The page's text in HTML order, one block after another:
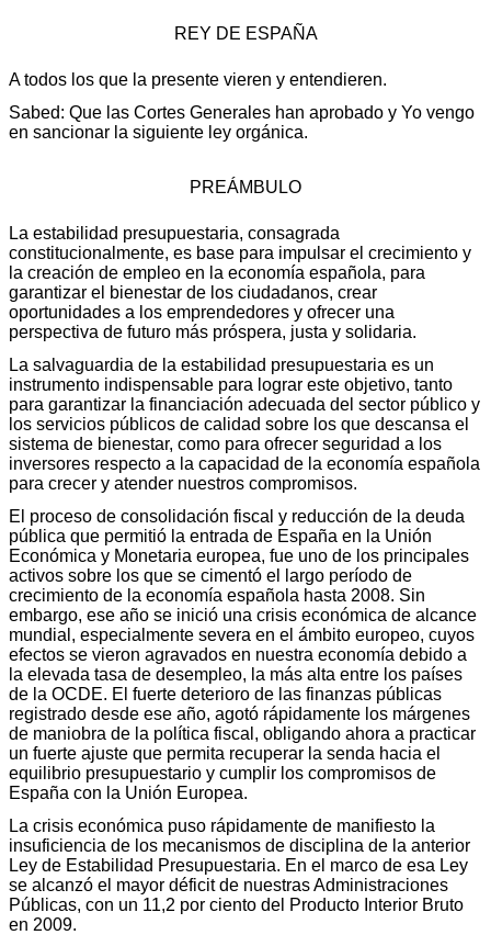
REY DE ESPAÑA
A todos los que la presente vieren y entendieren.
Sabed: Que las Cortes Generales han aprobado y Yo vengo
en sancionar la siguiente ley orgánica.
PREÁMBULO
La estabilidad presupuestaria, consagrada
constitucionalmente, es base para impulsar el crecimiento y
la creación de empleo en la economía española, para
garantizar el bienestar de los ciudadanos, crear
oportunidades a los emprendedores y ofrecer una
perspectiva de futuro más próspera, justa y solidaria.
La salvaguardia de la estabilidad presupuestaria es un
instrumento indispensable para lograr este objetivo, tanto
para garantizar la financiación adecuada del sector público y
los servicios públicos de calidad sobre los que descansa el
sistema de bienestar, como para ofrecer seguridad a los
inversores respecto a la capacidad de la economía española
para crecer y atender nuestros compromisos.
El proceso de consolidación fiscal y reducción de la deuda
pública que permitió la entrada de España en la Unión
Económica y Monetaria europea, fue uno de los principales
activos sobre los que se cimentó el largo período de
crecimiento de la economía española hasta 2008. Sin
embargo, ese año se inició una crisis económica de alcance
mundial, especialmente severa en el ámbito europeo, cuyos
efectos se vieron agravados en nuestra economía debido a
la elevada tasa de desempleo, la más alta entre los países
de la OCDE. El fuerte deterioro de las finanzas públicas
registrado desde ese año, agotó rápidamente los márgenes
de maniobra de la política fiscal, obligando ahora a practicar
un fuerte ajuste que permita recuperar la senda hacia el
equilibrio presupuestario y cumplir los compromisos de
España con la Unión Europea.
La crisis económica puso rápidamente de manifiesto la
insuficiencia de los mecanismos de disciplina de la anterior
Ley de Estabilidad Presupuestaria. En el marco de esa Ley
se alcanzó el mayor déficit de nuestras Administraciones
Públicas, con un 11,2 por ciento del Producto Interior Bruto
en 2009.